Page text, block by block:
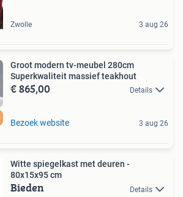
Zwolle 3 aug 26
Groot modern tv-meubel 280cm
Superkwaliteit massief teakhout
€ 865,00 Details
Bezoek website 3 aug 26
Witte spiegelkast met deuren -
80x15x95 cm
Bieden Details